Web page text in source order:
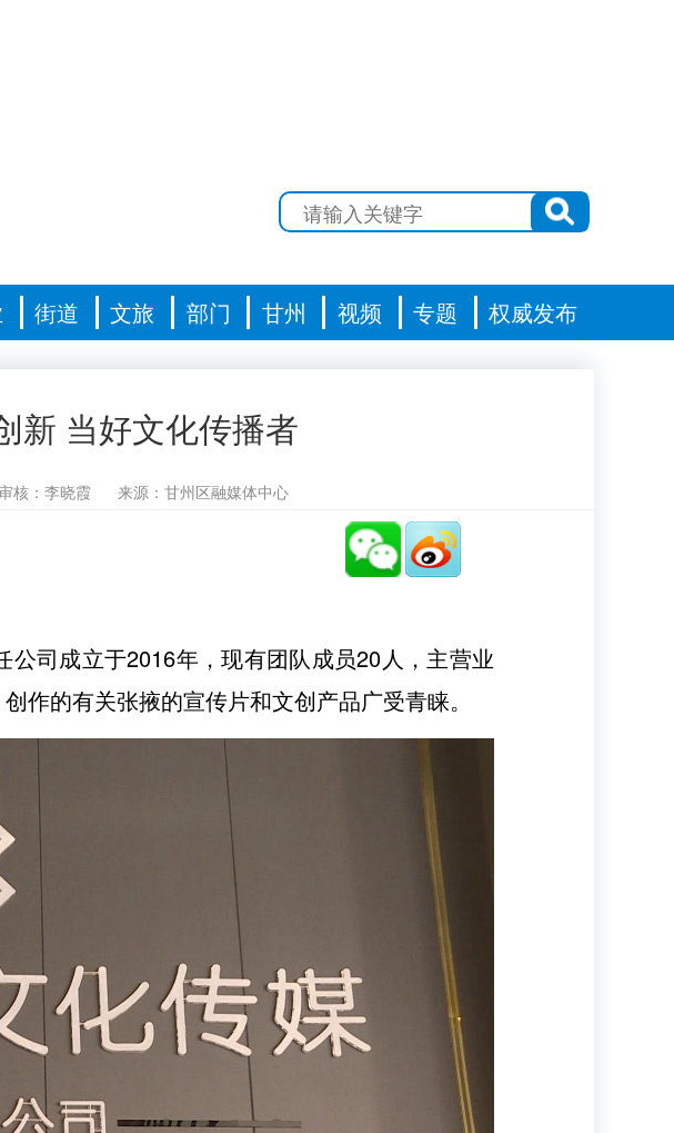
街道 文旅 部门 甘州 视频 专题 权威发布
新 当好文化传播者
核：李晓霞 来源：甘州区融媒体中心
公司成立于2016年，现有团队成员20人，主营业
作的有关张掖的宣传片和文创产品广受青睐。